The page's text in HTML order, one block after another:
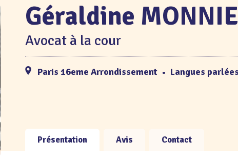
Géraldine
Avocat à la cour
Paris 16eme Arrondissement • Langues parlées
Présentation Avis Contact